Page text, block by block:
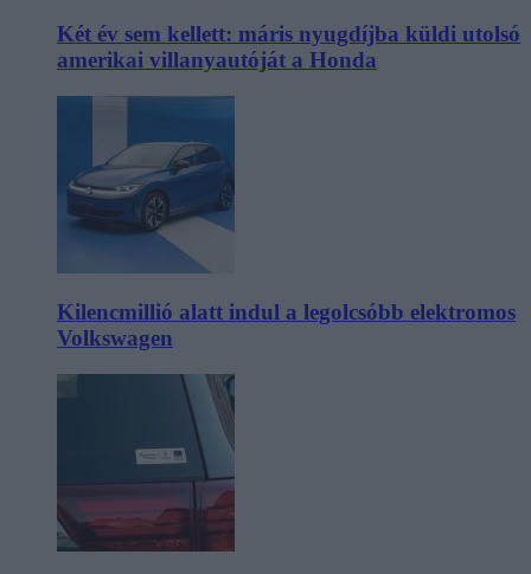
Két év sem kellett: máris nyugdíjba küldi utolsó
amerikai villanyautóját a Honda
Kilencmillió alatt indul a legolcsóbb elektromos
Volkswagen